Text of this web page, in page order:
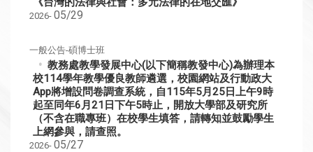
2026- 05/29
一般公告-碩博士班
教務處教學發展中心(以下簡稱教發中心)為辦理本
校114學年教學優良教師遴選，校園網站及行動政大
App將增設問卷調查系統，自115年5月25日上午9時
起至同年6月21日下午5時止，開放大學部及研究所
（不含在職專班）在校學生填答，請轉知並鼓勵學生
上網參與，請查照。
2026- 05/27